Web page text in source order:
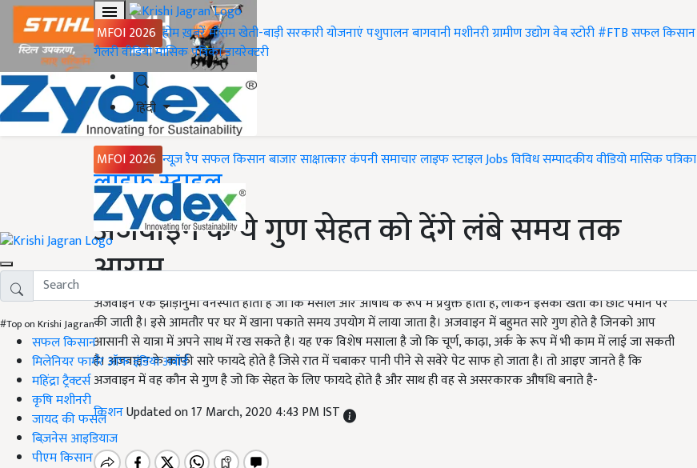
MFOI 2026 होमख़बरेंमौसमखेती-बाड़ीसरकारी योजनाएंपशुपालनबागवानीमशीनरीग्रामीण उद्योगवेब स्टोरी#FTBसफल किसान
गैलरीवीडियोमासिक पत्रिकाडायरेक्टरी
हिंदी
MFOI 2026 न्यूज़ रैपसफल किसानबाजारसाक्षात्कारकंपनी समाचारलाइफ स्टाइलJobsविविधसम्पादकीयवीडियोमासिक पत्रिका
#Top on Krishi Jagran
सफल किसान
मिलेनियर फार्मर ऑफ इंडिया अवॉर्ड
महिंद्रा ट्रैक्टर्स
कृषि मशीनरी
जायद की फसल
बिज़नेस आइडियाज
पीएम किसान
Home
लाइफ स्टाइल
अजवाइन के ये गुण सेहत को देंगे लंबे समय तक
आराम
अजवाइन एक झाड़ीनुमा वनस्पति होती है जो कि मसाले और औषधि के रूप में प्रयुक्त होती है, लेकिन इसकी खेती को छोटे पैमाने पर
की जाती है। इसे आमतौर पर घर में खाना पकाते समय उपयोग में लाया जाता है। अजवाइन में बहुमत सारे गुण होते है जिनको आप
आसानी से यात्रा में अपने साथ में रख सकते है। यह एक विशेष मसाला है जो कि चूर्ण, काढ़ा, अर्क के रूप में भी काम में लाई जा सकती
है। अजवाइन के काफी सारे फायदे होते है जिसे रात में चबाकर पानी पीने से सवेरे पेट साफ हो जाता है। तो आइए जानते है कि
अजवाइन में वह कौन से गुण है जो कि सेहत के लिए फायदे होते है और साथ ही वह से असरकारक औषधि बनाते है-
किशनUpdated on 17 March, 2020 4:43 PM IST